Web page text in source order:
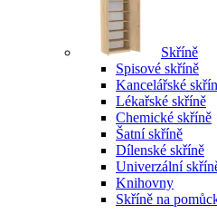
Skříně
Spisové skříně
Kancelářské
Lékařské skříně
Chemické skříně
Šatní skříně
Dílenské skříně
Univerzální
Knihovny
Skříně na